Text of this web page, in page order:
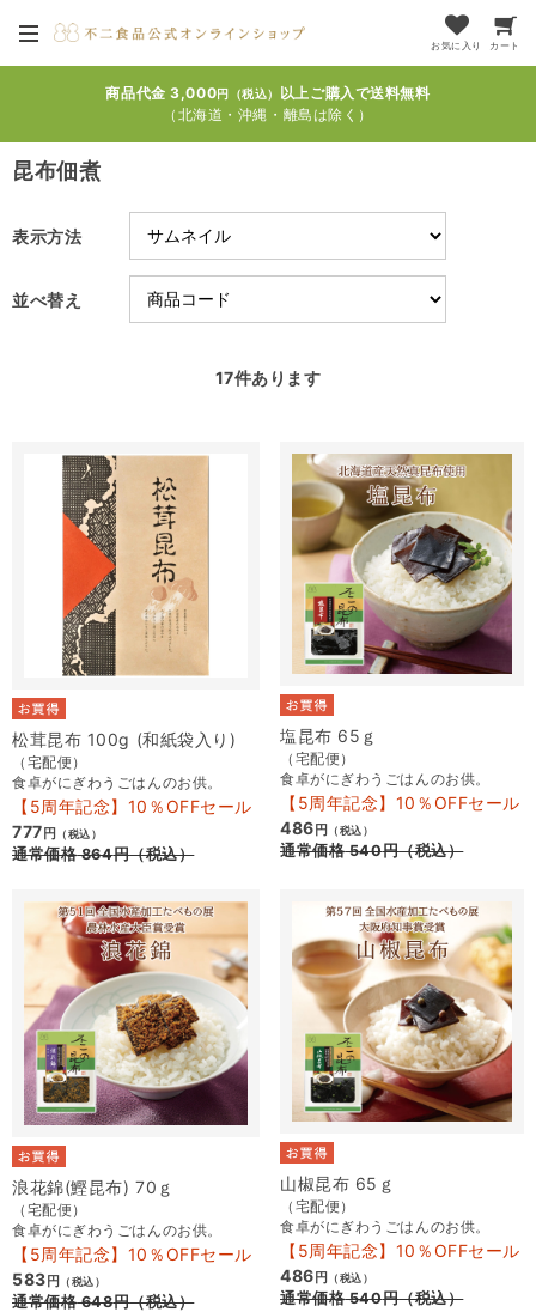
お気に入り カート
商品代金 3,000円（税込）
以上ご購入で送料無料
（北海道・沖縄・離島は除く）
昆布佃煮
表示方法
並べ替え
17件あります
松茸昆布 100g (和紙袋入り)
（宅配便）
食卓がにぎわうごはんのお供。
【5周年記念】10％OFFセール
777 円 （税込）
通常価格864円（税込）
塩昆布 65ｇ
（宅配便）
食卓がにぎわうごはんのお供。
【5周年記念】10％OFFセール
486 円 （税込）
通常価格540円（税込）
浪花錦(鰹昆布) 70ｇ
（宅配便）
食卓がにぎわうごはんのお供。
【5周年記念】10％OFFセール
583 円 （税込）
通常価格648円（税込）
山椒昆布 65ｇ
（宅配便）
食卓がにぎわうごはんのお供。
【5周年記念】10％OFFセール
486 円 （税込）
通常価格540円（税込）